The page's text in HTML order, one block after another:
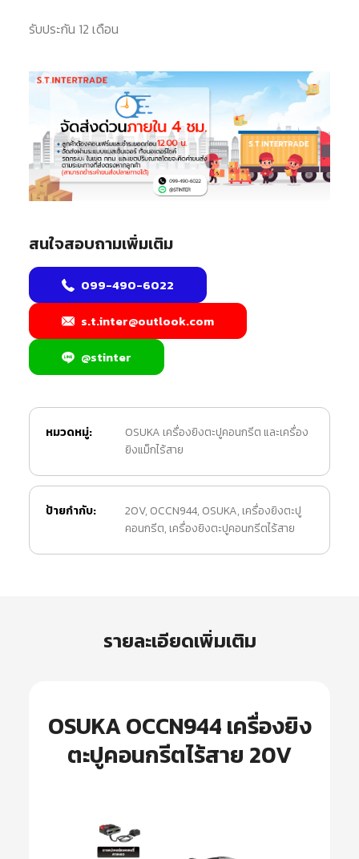
รับประกัน 12 เดือน
สนใจสอบถามเพิ่มเติม
099-490-6022
s.t.inter@outlook.com
@stinter
หมวดหมู่:
OSUKA เครื่องยิงตะปูคอนกรีต และเครื่อง
ยิงแม็กไร้สาย
ป้ายกำกับ: 20V, OCCN944, OSUKA, เครื่องยิงตะปู
คอนกรีต, เครื่องยิงตะปูคอนกรีตไร้สาย
รายละเอียดเพิ่มเติม
OSUKA OCCN944 เครื่องยิง
ตะปูคอนกรีตไร้สาย 20V